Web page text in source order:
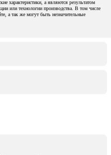
характеристики, а являются результатом
или технологии производства. В том числе
а так же могут быть незначительные